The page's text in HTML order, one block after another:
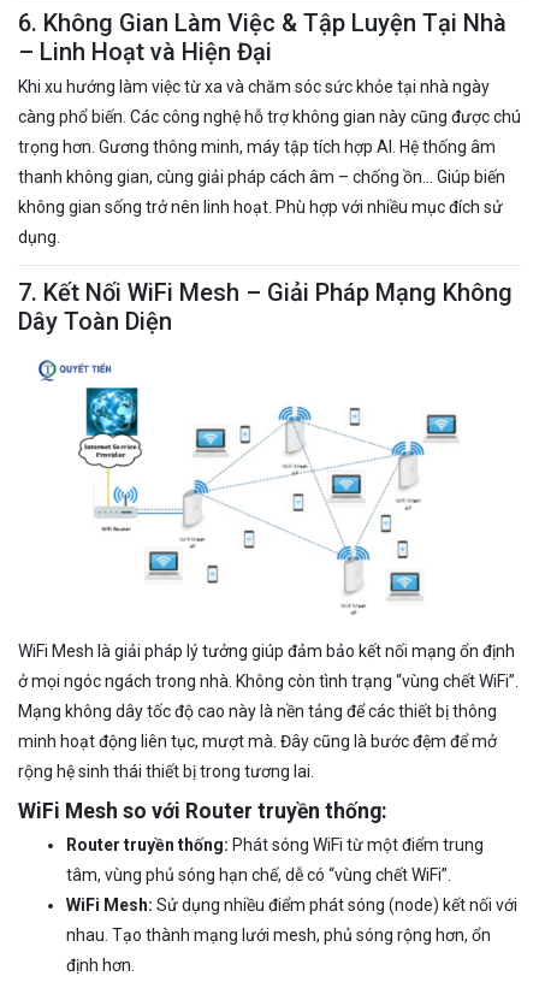
6. Không Gian Làm Việc & Tập Luyện Tại Nhà
– Linh Hoạt và Hiện Đại
Khi xu hướng làm việc từ xa và chăm sóc sức khỏe tại nhà ngày
càng phổ biến. Các công nghệ hỗ trợ không gian này cũng được chú
trọng hơn. Gương thông minh, máy tập tích hợp AI. Hệ thống âm
thanh không gian, cùng giải pháp cách âm – chống ồn… Giúp biến
không gian sống trở nên linh hoạt. Phù hợp với nhiều mục đích sử
dụng.
7. Kết Nối WiFi Mesh – Giải Pháp Mạng Không
Dây Toàn Diện
WiFi Mesh là giải pháp lý tưởng giúp đảm bảo kết nối mạng ổn định
ở mọi ngóc ngách trong nhà. Không còn tình trạng “vùng chết WiFi”.
Mạng không dây tốc độ cao này là nền tảng để các thiết bị thông
minh hoạt động liên tục, mượt mà. Đây cũng là bước đệm để mở
rộng hệ sinh thái thiết bị trong tương lai.
WiFi Mesh so với Router truyền thống:
Router truyền thống: Phát sóng WiFi từ một điểm trung
tâm, vùng phủ sóng hạn chế, dễ có “vùng chết WiFi”.
WiFi Mesh: Sử dụng nhiều điểm phát sóng (node) kết nối với
nhau. Tạo thành mạng lưới mesh, phủ sóng rộng hơn, ổn
định hơn.